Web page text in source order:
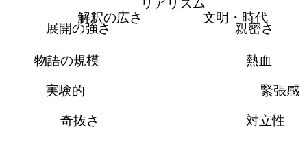
リアリズム
文明・時代
親密さ
熱血
緊張感
対立性
奇抜さ
実験的
物語の規模
展開の強さ
解釈の広さ